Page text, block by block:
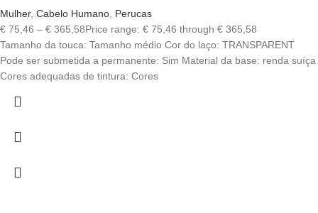
Mulher, Cabelo Humano, Perucas
€ 75,46 – € 365,58Price range: € 75,46 through € 365,58
Tamanho da touca: Tamanho médio Cor do laço: TRANSPARENT
Pode ser submetida a permanente: Sim Material da base: renda suíça
Cores adequadas de tintura: Cores